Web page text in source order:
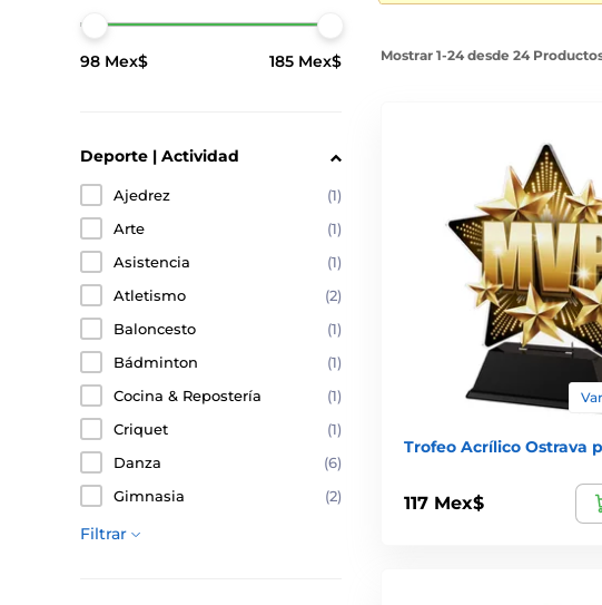
98 Mex$ 185 Mex$
Deporte | Actividad
Ajedrez
(1)
Arte
(1)
Asistencia
(1)
Atletismo
(2)
Baloncesto
(1)
Bádminton
(1)
Cocina & Repostería
(1)
Criquet
(1)
Danza
(6)
Gimnasia
(2)
Filtrar
Mostrar 1-24 desde 24
Trofeo Acrílico Ostrava
117 Mex$